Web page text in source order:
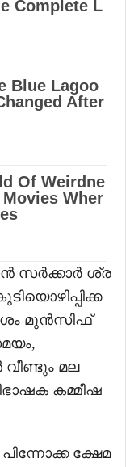
സർക്കാർ ശ്ര
മുൻസിഫ്
വീണ്ടും മല
കമ്മീഷ
ക്ഷേമ